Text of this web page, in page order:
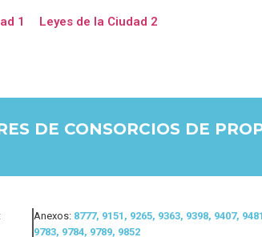
1 Leyes de la Ciudad 2
DE CONSORCIOS DE
Anexos: 8777, 9151, 9265, 9363, 9398, 9407,
9783, 9784, 9789, 9852